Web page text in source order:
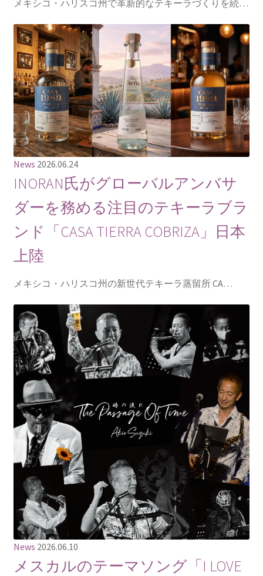
メキシコ・ハリスコ州で革新的なテキーラづくりを続…
News 2026.06.24
INORAN氏がグローバルアンバサ
ダーを務める注目のテキーラブラ
ンド「CASA TIERRA COBRIZA」日本
上陸
メキシコ・ハリスコ州の新世代テキーラ蒸留所 CA…
News 2026.06.10
メスカルのテーマソング「I LOVE